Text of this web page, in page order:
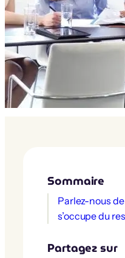
Sommaire
Parlez-nous
s’occupe du
Partagez sur